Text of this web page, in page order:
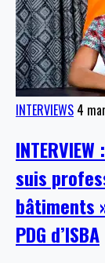
INTERVIEWS 4
suis
bâtiments
PDG d’ISBA